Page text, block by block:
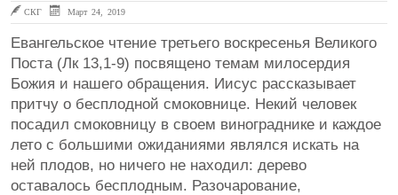
СКГ Март 24, 2019
Евангельское чтение третьего воскресенья Великого
Поста (Лк 13,1-9) посвящено темам милосердия
Божия и нашего обращения. Иисус рассказывает
притчу о бесплодной смоковнице. Некий человек
посадил смоковницу в своем винограднике и каждое
лето с большими ожиданиями являлся искать на
ней плодов, но ничего не находил: дерево
оставалось бесплодным. Разочарование,